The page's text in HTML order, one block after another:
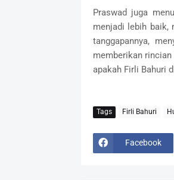
Praswad juga
menjadi lebih baik,
tanggapannya,
memberikan
apakah Firli Bahuri
Tags Firli Bahuri
Facebook